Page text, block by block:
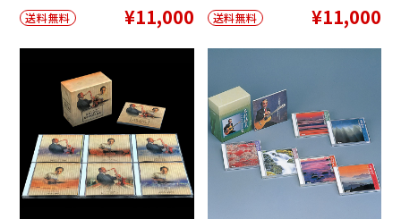
送料無料 ¥11,000 送料無料 ¥11,000